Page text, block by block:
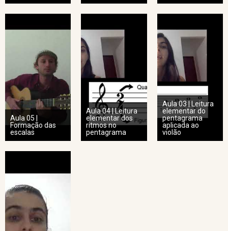
Aula 05 |
Formação das
escalas
Aula 04 | Leitura
elementar dos
ritmos no
pentagrama
Aula 03 | Leitura
elementar do
pentagrama
aplicada ao
violão